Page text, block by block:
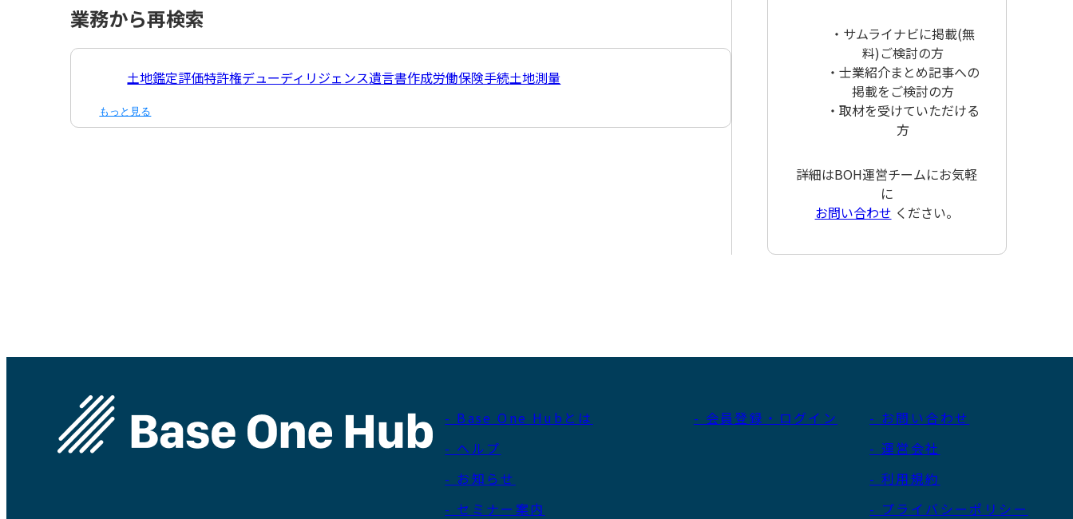
業務から再検索
土地鑑定評価特許権デューディリジェンス遺言書作成労働保険手続土地測量
もっと見る
・サムライナビに掲載(無
料)ご検討の方
・士業紹介まとめ記事への
掲載をご検討の方
・取材を受けていただける
方
詳細はBOH運営チームにお気軽
に
お問い合わせ ください。
- Base One Hubとは
- ヘルプ
- お知らせ
- セミナー案内
- 会員登録・ログイン
- お問い合わせ
- 運営会社
- 利用規約
- プライバシーポリシー